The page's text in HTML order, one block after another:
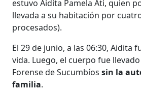
estuvo Aidita Pamela Ati, quien
llevada a su habitación por
procesados).
El 29 de junio, a las 06:30, Aidita
vida. Luego, el cuerpo fue
Forense de Sucumbíossin la
familia.